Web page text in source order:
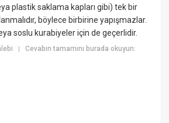
plastik saklama kapları gibi) tek bir
böylece birbirine yapışmazlar.
soslu kurabiyeler için de geçerlidir.
|Cevabın tamamını burada okuyun: